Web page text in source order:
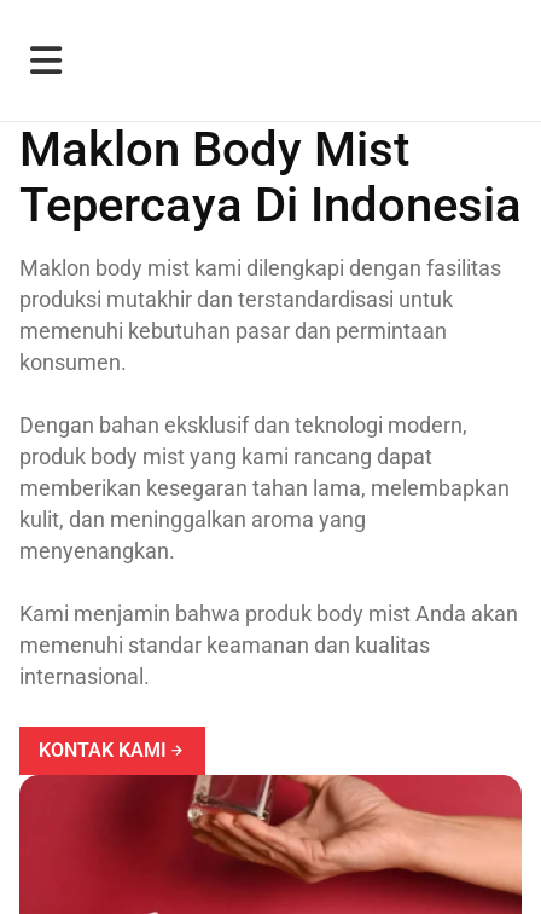
Maklon Body Mist
Tepercaya Di Indonesia
Maklon body mist kami dilengkapi dengan fasilitas
produksi mutakhir dan terstandardisasi untuk
memenuhi kebutuhan pasar dan permintaan
konsumen.
Dengan bahan eksklusif dan teknologi modern,
produk body mist yang kami rancang dapat
memberikan kesegaran tahan lama, melembapkan
kulit, dan meninggalkan aroma yang
menyenangkan.
Kami menjamin bahwa produk body mist Anda akan
memenuhi standar keamanan dan kualitas
internasional.
KONTAK KAMI